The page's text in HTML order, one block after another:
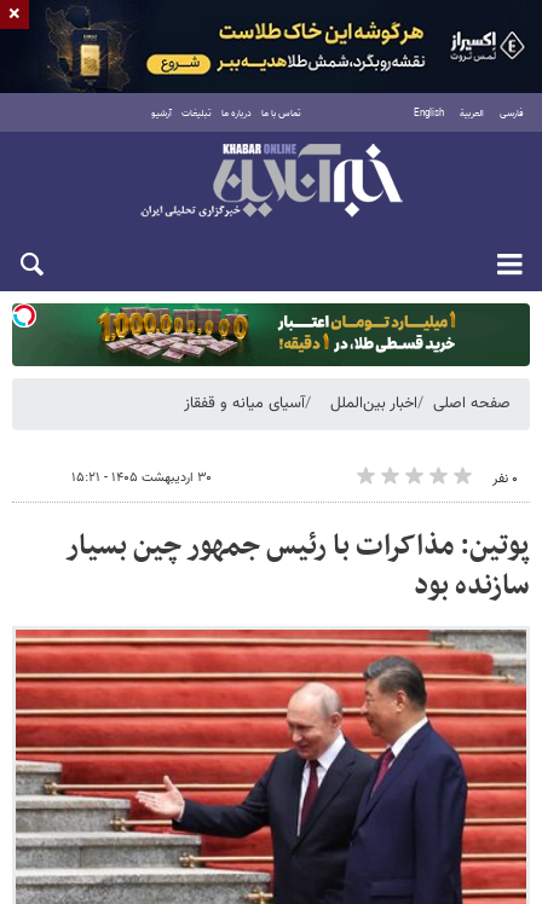
فارسی العربية English تماس با ما درباره ما تبلیغات آرشیو
یکشنبه ۱۸ مرداد ۱۴۰۵
صفحه اصلی اخبار بین‌الملل آسیای میانه و قفقاز
۰ نفر ۳۰ اردیبهشت ۱۴۰۵ - ۱۵:۲۱
پوتین: مذاکرات با رئیس جمهور چین بسیار
سازنده بود
×